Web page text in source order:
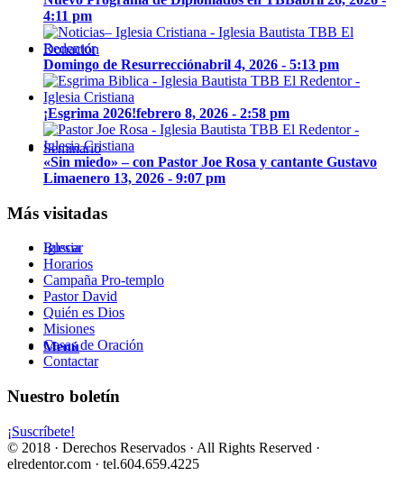
Donación
Seminario
Buscar
Menú
4:11 pm
Domingo de Resurrecciónabril 4, 2026 - 5:13 pm
¡Esgrima 2026!febrero 8, 2026 - 2:58 pm
«Sin miedo» – con Pastor Joe Rosa y cantante Gustavo
Limaenero 13, 2026 - 9:07 pm
Más visitadas
Iglesia
Horarios
Campaña Pro-templo
Pastor David
Quién es Dios
Misiones
Casas de Oración
Contactar
Nuestro boletín
¡Suscríbete!
© 2018 · Derechos Reservados · All Rights Reserved ·
elredentor.com · tel.604.659.4225